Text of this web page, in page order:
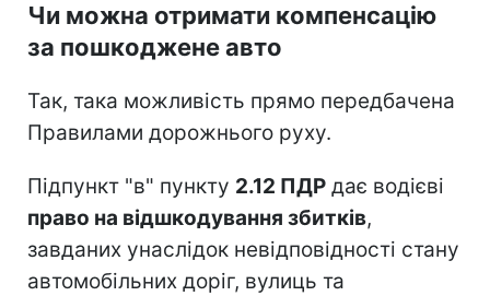
Чи можна отримати компенсацію
за пошкоджене авто
Так, така можливість прямо передбачена
Правилами дорожнього руху.
Підпункт "в" пункту 2.12 ПДР дає водієві
право на відшкодування збитків,
завданих унаслідок невідповідності стану
автомобільних доріг, вулиць та